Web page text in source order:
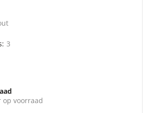
3
op voorraad